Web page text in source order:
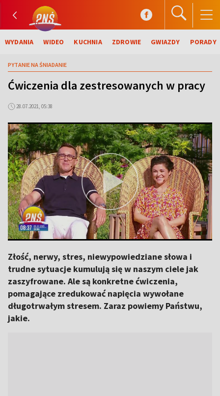
WYDANIA WIDEO KUCHNIA ZDROWIE GWIAZDY PORADY
PYTANIE NA ŚNIADANIE
Ćwiczenia dla zestresowanych w pracy
28.07.2021, 05:38
Złość, nerwy, stres, niewypowiedziane słowa i
trudne sytuacje kumulują się w naszym ciele jak
zaszyfrowane. Ale są konkretne ćwiczenia,
pomagające zredukować napięcia wywołane
długotrwałym stresem. Zaraz powiemy Państwu,
jakie.